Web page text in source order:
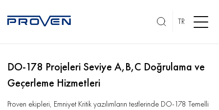
TR
DO-178 Projeleri Seviye A,B,C Doğrulama ve
Geçerleme Hizmetleri
Proven ekipleri, Emniyet Kritik yazılımların testlerinde DO-178 Temelli